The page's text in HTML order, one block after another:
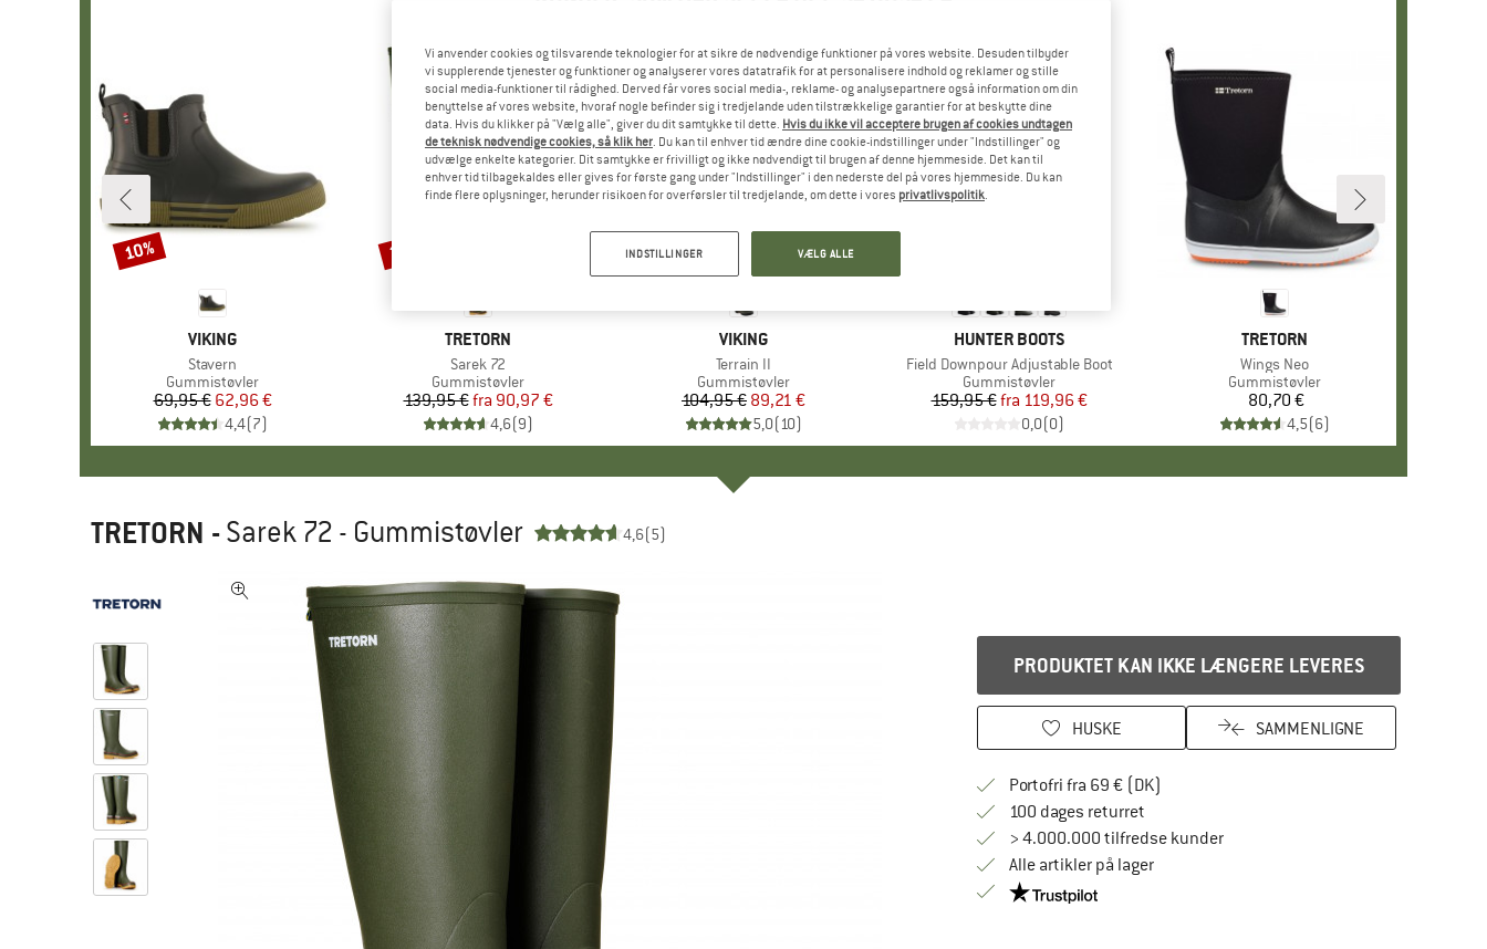
MÆRKE
VIKING
Artikel
Stavern
Produktgruppe
Gummistøvler
Pris
69,95 € Nedsat pris
62,96 €
4,4(7)
Rabat
10%
MÆRKE
TRETORN
Artikel
Sarek 72
Produktgruppe
Gummistøvler
Pris
139,95 € Nedsat pris
fra 90,97 €
4,6(9)
Rabat
35%
MÆRKE
VIKING
Artikel
Terrain II
Produktgruppe
Gummistøvler
Pris
104,95 €Nedsat pris
89,21 €
5,0(10)
Rabat
15%
MÆRKE
HUNTER BOOTS
Artikel
Field Downpour Adjustable Boot
Produktgruppe
Gummistøvler
Pris
159,95 € Nedsat pris
fra 119,96 €
0,0(0)
MÆRKE
TRETORN
Artikel
Wings Neo
Produktgruppe
Gummistøvler
Pris
80,70 €
4,5(6)
TRETORN -Sarek 72 - Gummistøvler 4,6(5)
PRODUKTET KAN IKKE LÆNGERE LEVERES
HUSKE SAMMENLIGNE
Portofri fra 69 € (DK)
100 dages returretGå til returretten her Åbnes i en infoboks
> 4.000.000 tilfredse kunder
Alle artikler på lager
Vi er Trustpilot-certificeret - oplysningerne får du
Vi anvender cookies og tilsvarende teknologier for at sikre de nødvendige funktioner på vores website. Desuden tilbyder
vi supplerende tjenester og funktioner og analyserer vores datatrafik for at personalisere indhold og reklamer og stille
social media-funktioner til rådighed. Derved får vores social media-, reklame- og analysepartnere også information om din
benyttelse af vores website, hvoraf nogle befinder sig i tredjelande uden tilstrækkelige garantier for at beskytte dine
data. Hvis du klikker på "Vælg alle", giver du dit samtykke til dette. Hvis du ikke vil acceptere brugen af cookies undtagen
de teknisk nødvendige cookies, så klik her. Du kan til enhver tid ændre dine cookie-indstillinger under "Indstillinger" og
udvælge enkelte kategorier. Dit samtykke er frivilligt og ikke nødvendigt til brugen af denne hjemmeside. Det kan til
enhver tid tilbagekaldes eller gives for første gang under "Indstillinger" i den nederste del på vores hjemmeside. Du kan
finde flere oplysninger, herunder risikoen for overførsler til tredjelande, om dette i vores privatlivspolitik.
INDSTILLINGER VÆLG ALLE